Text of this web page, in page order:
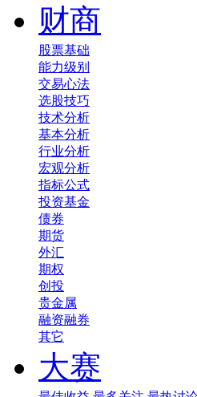
财商
股票基础
能力级别
交易心法
选股技巧
技术分析
基本分析
行业分析
宏观分析
指标公式
投资基金
债券
期货
外汇
期权
创投
贵金属
融资融券
其它
大赛